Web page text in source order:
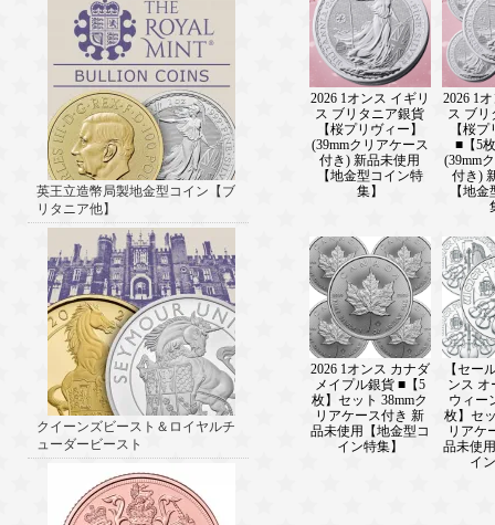
英王立造幣局製地金型コイン【ブ
リタニア他】
クイーンズビースト＆ロイヤルチ
ューダービースト
2026 1オンス イギリ
ス ブリタニア銀貨
【桜プリヴィー】
(39mmクリアケース
付き) 新品未使用
【地金型コイン特
集】
2026 1
ス ブリ
【桜
■【5
(39mm
付き)
【地
2026 1オンス カナダ
メイプル銀貨 ■【5
枚】セット 38mmク
リアケース付き 新
品未使用【地金型コ
イン特集】
【セー
ンス オ
ウィー
枚】セ
リアケ
品未使
イ